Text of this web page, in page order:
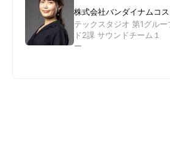
株式会社バンダイナムコ
テックスタジオ 第1グル
ド2課 サウンドチーム１
ー